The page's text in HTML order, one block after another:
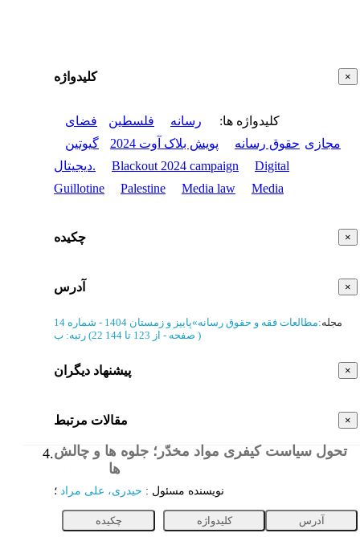
× کلیدواژه
کلیدواژه ها: رسانه فلسطین
فضای
مجازی حقوق رسانه پویش بلاک آوت 2024
گیوتین
دیجیتال.
Blackout 2024 campaign
Digital
Guillotine
Palestine Media law Media
× چکیده
× آدرس
مجله:مطالعات فقه و حقوق رسانه»پاییز و زمستان 1404 - شماره 14
رتبه: ب
(‎22 صفحه - )
× پیشنهاد دیگران
× مقالات مرتبط
4.تحول سیاست کیفری مواد مخدّر؛ جلوه ها و چالش
ها
نویسنده مسئول : حیدری، علی مراد ؛
چکیده کلیدواژه آدرس